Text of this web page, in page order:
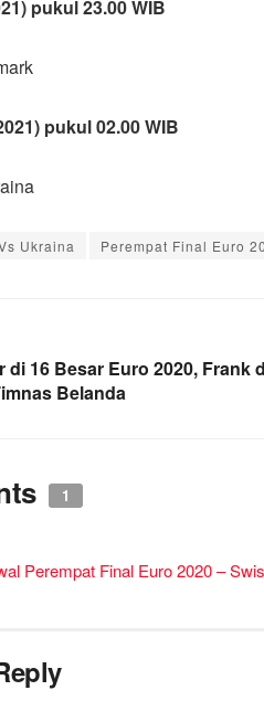
pukul 23.00 WIB
pukul 02.00 WIB
Ukraina Perempat Final Euro
di 16 Besar Euro 2020, Frank
Belanda
1
Perempat Final Euro 2020 –